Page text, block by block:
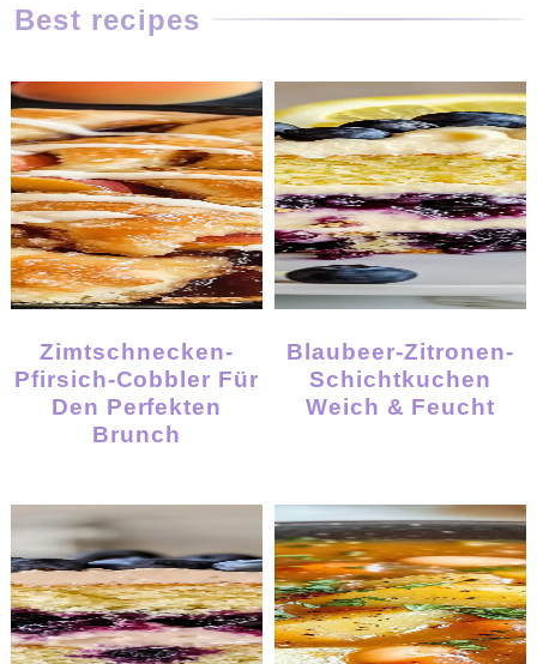
Best recipes
Zimtschnecken-
Pfirsich-Cobbler Für
Den Perfekten
Brunch
Blaubeer-Zitronen-
Schichtkuchen
Weich & Feucht